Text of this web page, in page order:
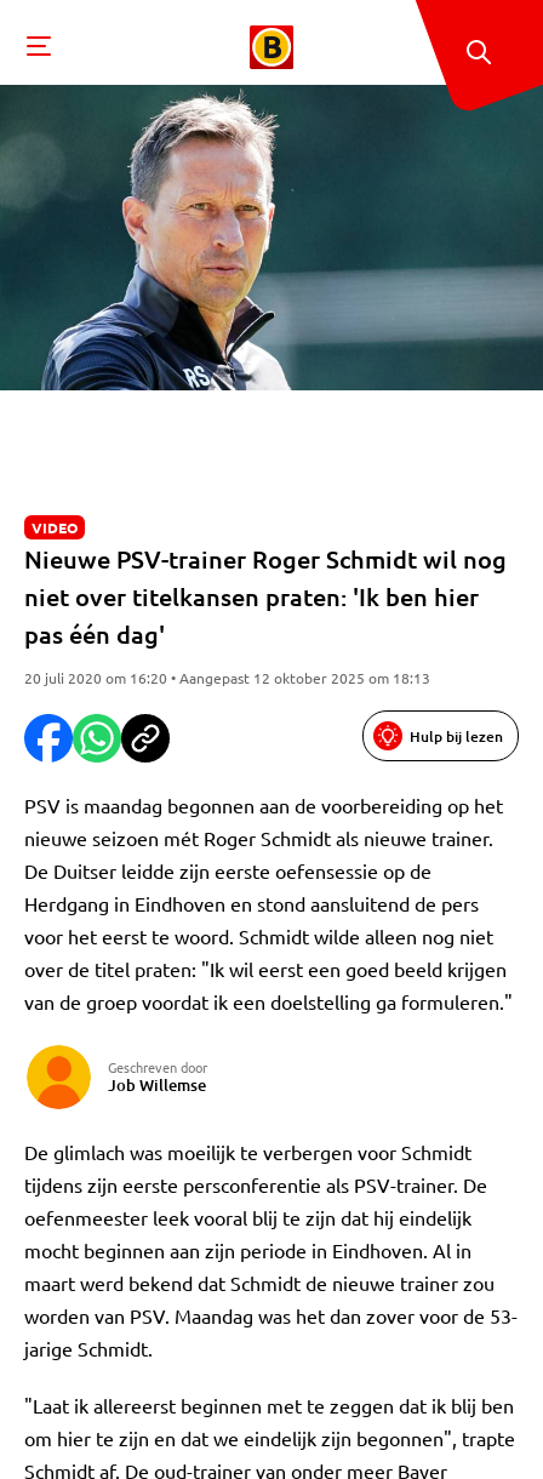
VIDEO
Nieuwe PSV-trainer Roger Schmidt wil nog
niet over titelkansen praten: 'Ik ben hier
pas één dag'
20 juli 2020 om 16:20 • Aangepast 12 oktober 2025 om 18:13
Hulp bij lezen
PSV is maandag begonnen aan de voorbereiding op het
nieuwe seizoen mét Roger Schmidt als nieuwe trainer.
De Duitser leidde zijn eerste oefensessie op de
Herdgang in Eindhoven en stond aansluitend de pers
voor het eerst te woord. Schmidt wilde alleen nog niet
over de titel praten: "Ik wil eerst een goed beeld krijgen
van de groep voordat ik een doelstelling ga formuleren."
Geschreven door
Job Willemse
De glimlach was moeilijk te verbergen voor Schmidt
tijdens zijn eerste persconferentie als PSV-trainer. De
oefenmeester leek vooral blij te zijn dat hij eindelijk
mocht beginnen aan zijn periode in Eindhoven. Al in
maart werd bekend dat Schmidt de nieuwe trainer zou
worden van PSV. Maandag was het dan zover voor de 53-
jarige Schmidt.
"Laat ik allereerst beginnen met te zeggen dat ik blij ben
om hier te zijn en dat we eindelijk zijn begonnen", trapte
Schmidt af. De oud-trainer van onder meer Bayer